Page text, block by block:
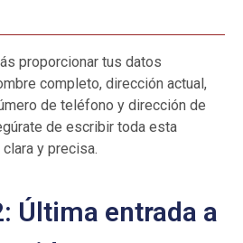
proporcionar tus datos
completo, dirección actual,
de teléfono y dirección de
de escribir toda esta
y precisa.
Última entrada a